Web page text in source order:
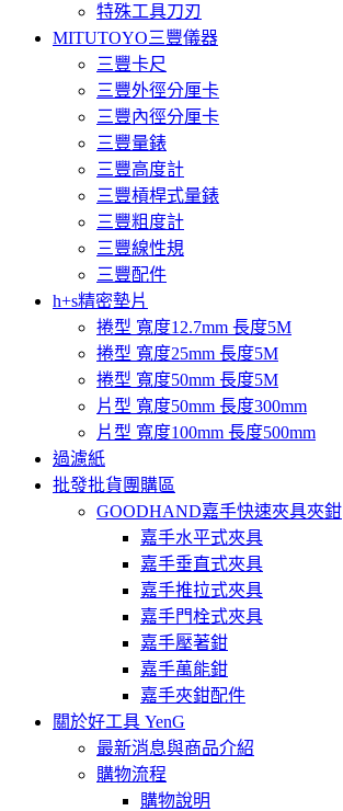
特殊工具刀刃
MITUTOYO三豐儀器
三豐卡尺
三豐外徑分厘卡
三豐內徑分厘卡
三豐量錶
三豐高度計
三豐槓桿式量錶
三豐粗度計
三豐線性規
三豐配件
h+s精密墊片
捲型 寬度12.7mm 長度5M
捲型 寬度25mm 長度5M
捲型 寬度50mm 長度5M
片型 寬度50mm 長度300mm
片型 寬度100mm 長度500mm
過濾紙
批發批貨團購區
GOODHAND嘉手快速夾具夾鉗
嘉手水平式夾具
嘉手垂直式夾具
嘉手推拉式夾具
嘉手門栓式夾具
嘉手壓著鉗
嘉手萬能鉗
嘉手夾鉗配件
關於好工具 YenG
最新消息與商品介紹
購物流程
購物說明